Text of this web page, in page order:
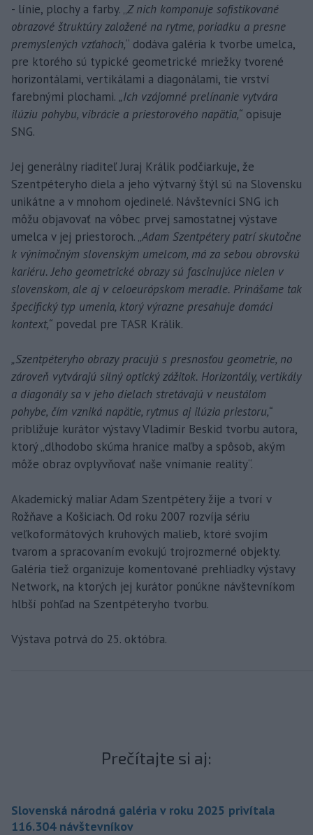
- línie, plochy a farby. „Z nich komponuje sofistikované
obrazové štruktúry založené na rytme, poriadku a presne
premyslených vzťahoch,“ dodáva galéria k tvorbe umelca,
pre ktorého sú typické geometrické mriežky tvorené
horizontálami, vertikálami a diagonálami, tie vrství
farebnými plochami. „Ich vzájomné prelínanie vytvára
ilúziu pohybu, vibrácie a priestorového napätia,“ opisuje
SNG.
Jej generálny riaditeľ Juraj Králik podčiarkuje, že
Szentpéteryho diela a jeho výtvarný štýl sú na Slovensku
unikátne a v mnohom ojedinelé. Návštevníci SNG ich
môžu objavovať na vôbec prvej samostatnej výstave
umelca v jej priestoroch. „Adam Szentpétery patrí skutočne
k výnimočným slovenským umelcom, má za sebou obrovskú
kariéru. Jeho geometrické obrazy sú fascinujúce nielen v
slovenskom, ale aj v celoeurópskom meradle. Prinášame tak
špecifický typ umenia, ktorý výrazne presahuje domáci
kontext,“ povedal pre TASR Králik.
„Szentpéteryho obrazy pracujú s presnosťou geometrie, no
zároveň vytvárajú silný optický zážitok. Horizontály, vertikály
a diagonály sa v jeho dielach stretávajú v neustálom
pohybe, čím vzniká napätie, rytmus aj ilúzia priestoru,“
približuje kurátor výstavy Vladimír Beskid tvorbu autora,
ktorý „dlhodobo skúma hranice maľby a spôsob, akým
môže obraz ovplyvňovať naše vnímanie reality“.
Akademický maliar Adam Szentpétery žije a tvorí v
Rožňave a Košiciach. Od roku 2007 rozvíja sériu
veľkoformátových kruhových malieb, ktoré svojím
tvarom a spracovaním evokujú trojrozmerné objekty.
Galéria tiež organizuje komentované prehliadky výstavy
Network, na ktorých jej kurátor ponúkne návštevníkom
hlbší pohľad na Szentpéteryho tvorbu.
Výstava potrvá do 25. októbra.
Prečítajte si aj:
Slovenská národná galéria v roku 2025 privítala
116.304 návštevníkov